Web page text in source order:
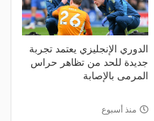
الدوري الإنجليزي يعتمد تجربة
جديدة للحد من تظاهر حراس
المرمى بالإصابة
منذ أسبوع